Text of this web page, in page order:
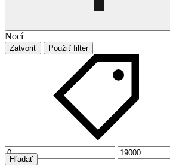
Nocí
Zatvoriť Použiť filter
Hľadať